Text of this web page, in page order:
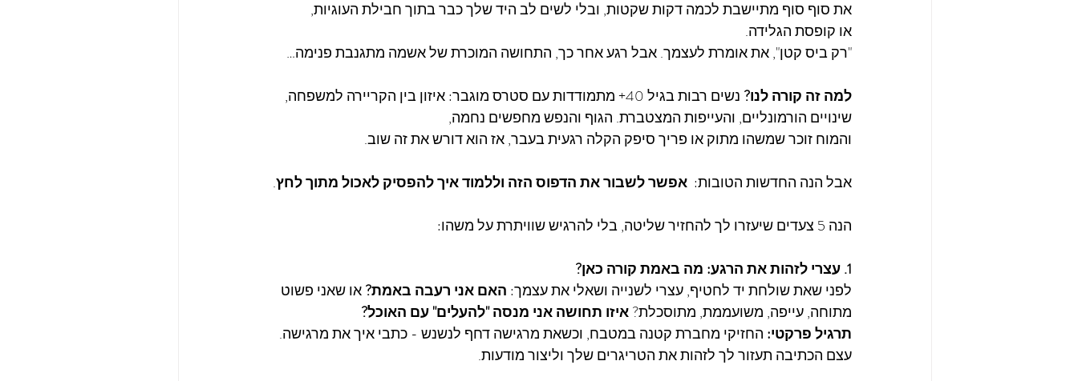
את סוף סוף מתיישבת לכמה דקות שקטות, ובלי לשים לב היד שלך כבר בתוך חבילת העוגיות,
או קופסת הגלידה.
"רק ביס קטן", את אומרת לעצמך. אבל רגע אחר כך, התחושה המוכרת של אשמה מתגנבת פנימה…
למה זה קורה לנו? נשים רבות בגיל 40+ מתמודדות עם סטרס מוגבר: איזון בין הקריירה למשפחה,
שינויים הורמונליים, והעייפות המצטברת. הגוף והנפש מחפשים נחמה,
והמוח זוכר שמשהו מתוק או פריך סיפק הקלה רגעית בעבר, אז הוא דורש את זה שוב.
אבל הנה החדשות הטובות: אפשר לשבור את הדפוס הזה וללמוד איך להפסיק לאכול מתוך לחץ.
הנה 5 צעדים שיעזרו לך להחזיר שליטה, בלי להרגיש שוויתרת על משהו:
1. עצרי לזהות את הרגע: מה באמת קורה כאן?
לפני שאת שולחת יד לחטיף, עצרי לשנייה ושאלי את עצמך: האם אני רעבה באמת? או שאני פשוט
מתוחה, עייפה, משועממת, מתוסכלת? איזו תחושה אני מנסה "להעלים" עם האוכל?
תרגיל פרקטי: החזיקי מחברת קטנה במטבח, וכשאת מרגישה דחף לנשנש - כתבי איך את מרגישה.
עצם הכתיבה תעזור לך לזהות את הטריגרים שלך וליצור מודעות.